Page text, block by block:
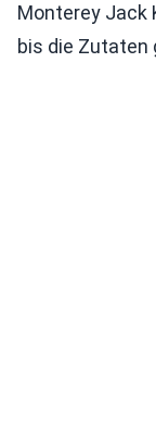
Monterey Jack
bis die Zutaten